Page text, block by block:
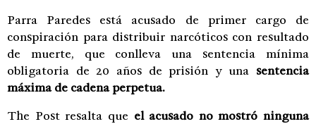
Parra Paredes está acusado de primer cargo de
conspiración para distribuir narcóticos con resultado
de muerte, que conlleva una sentencia mínima
obligatoria de 20 años de prisión y una sentencia
máxima de cadena perpetua.
The Post resalta que el acusado no mostró ninguna